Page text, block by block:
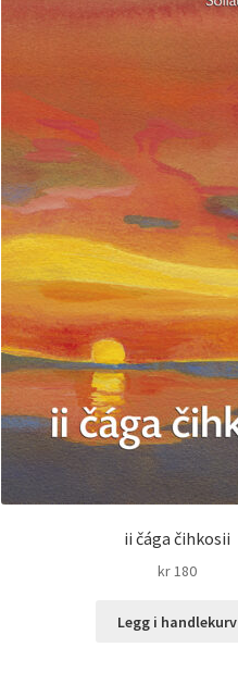
ii čága čihkosii
kr180
Legg i handlekurv